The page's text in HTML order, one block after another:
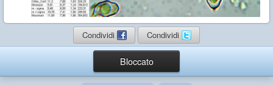
Condividi Condividi
Bloccato